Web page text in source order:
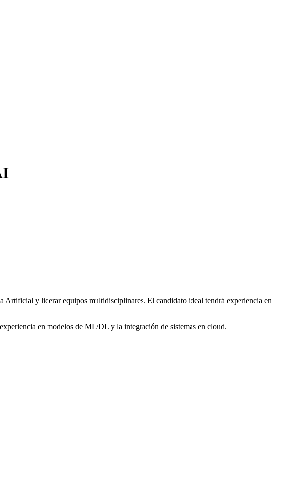
y liderar equipos multidisciplinares. El candidato ideal tendrá experiencia en
en modelos de ML/DL y la integración de sistemas en cloud.